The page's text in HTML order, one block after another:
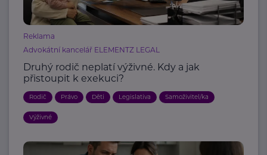
Reklama
Advokátní kancelář ELEMENTZ LEGAL
Druhý rodič neplatí výživné. Kdy a jak
přistoupit k exekuci?
Rodič Právo Děti Legislativa Samoživitel/ka
Výživné